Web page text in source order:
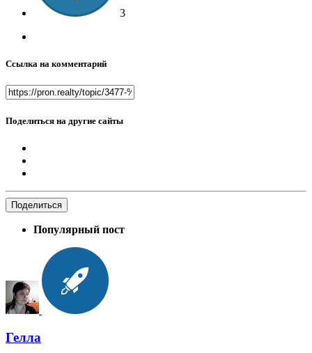
3
Ссылка на комментарий
Поделиться на другие сайты
Поделиться
Популярный пост
Гелла